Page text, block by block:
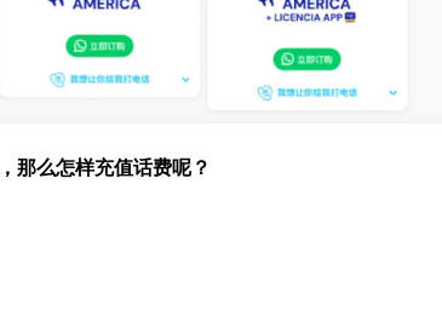
那么怎样充值话费呢？